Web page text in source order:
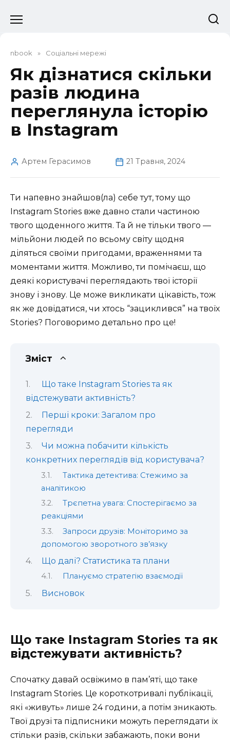
до
nbook » Соціальні мережі
Як дізнатися скільки
разів людина
переглянула історію
в Instagram
Артем Герасимов 21 Травня, 2024
Ти напевно знайшов(ла) себе тут, тому що
Instagram Stories вже давно стали частиною
твого щоденного життя. Та й не тільки твого —
мільйони людей по всьому світу щодня
діляться своїми пригодами, враженнями та
моментами життя. Можливо, ти помічаєш, що
деякі користувачі переглядають твої історії
знову і знову. Це може викликати цікавість, тож
як же довідатися, чи хтось “зациклився” на твоїх
Stories? Поговоримо детально про це!
Зміст
Що таке Instagram Stories та як
відстежувати активність?
Перші кроки: Загалом про
перегляди
Чи можна побачити кількість
конкретних переглядів від користувача?
Тактика детектива: Стежимо за
аналітикою
Трєпетна увага: Спостерігаємо за
реакціями
Запроси друзів: Моніторимо за
допомогою зворотного зв’язку
Що далі? Статистика та плани
Плануємо стратегію взаємодії
Висновок
Що таке Instagram Stories та як
відстежувати активність?
Спочатку давай освіжимо в пам’яті, що таке
Instagram Stories. Це короткотривалі публікації,
які «живуть» лише 24 години, а потім зникають.
Твої друзі та підписники можуть переглядати їх
стільки разів, скільки забажають, поки вони